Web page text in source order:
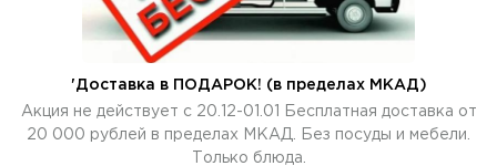
'Доставка в ПОДАРОК! (в пределах МКАД)
Акция не действует с 20.12-01.01 Бесплатная доставка от
20 000 рублей в пределах МКАД. Без посуды и мебели.
Только блюда.